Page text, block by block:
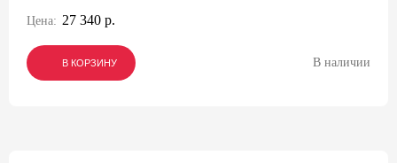
Цена: 27 340 р.
В КОРЗИНУ
В КОРЗИНУ
В КОРЗИНУ В наличии